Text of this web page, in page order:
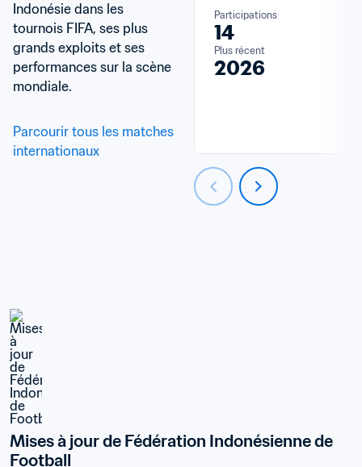
Indonésie dans les
tournois FIFA, ses plus
grands exploits et ses
performances sur la scène
mondiale.
Parcourir tous les matches
internationaux
Participations
14
Plus récent
2026
Mises à jour de Fédération Indonésienne de
Football